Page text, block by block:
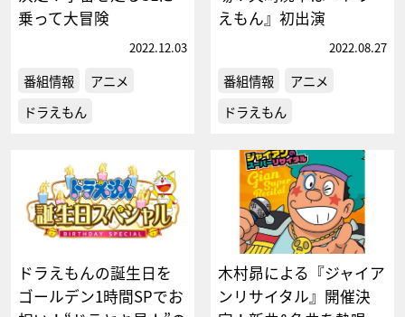
乗って大冒険
2022.12.03
番組情報
アニメ
ドラえもん
えもん』初出演
2022.08.27
番組情報
アニメ
ドラえもん
ドラえもんの誕生日を
ゴールデン1時間SPでお
木村昴による『ジャイア
ンリサイタル』開催決